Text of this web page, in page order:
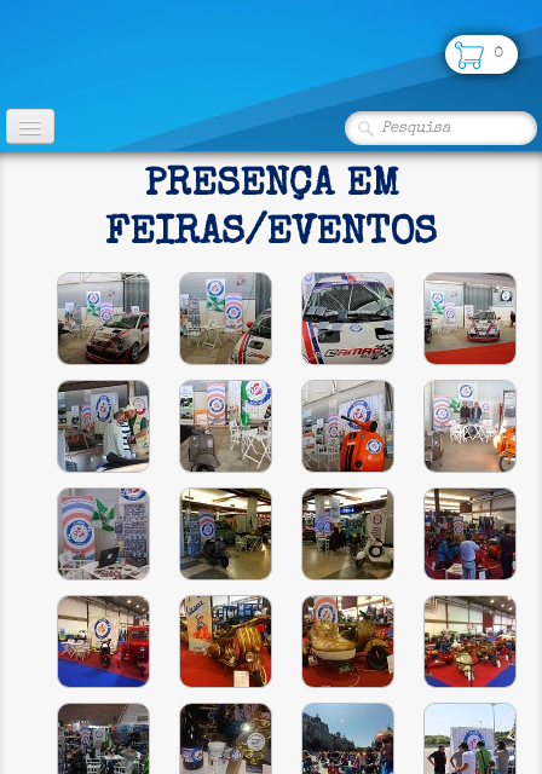
0
LOJA
PARCERIAS
SEGUROS
CONTATO
CLASSIFICADOS
INSCRIÇÃO
PRESENÇA EM
FEIRAS/EVENTOS